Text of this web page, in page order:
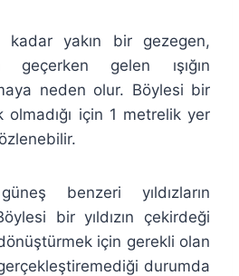
yakın bir gezegen,
geçerken gelen ışığın
neden olur. Böylesi bir
olmadığı için 1 metrelik yer
benzeri yıldızların
bir yıldızın çekirdeği
için gerekli olan
durumda